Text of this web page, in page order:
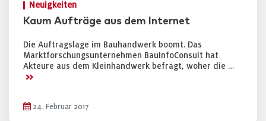
Neuigkeiten
Kaum Aufträge aus dem Internet
Die Auftragslage im Bauhandwerk boomt. Das
Marktforschungsunternehmen BauInfoConsult hat
Akteure aus dem Kleinhandwerk befragt, woher die …
>>
24. Februar 2017